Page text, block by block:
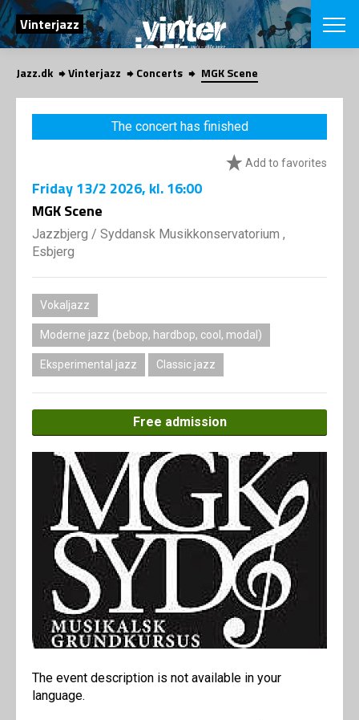
SEARCH
Vinterjazz
CHOOSE
COPENHAGEN
Concerts
Jazz.dk Vinterjazz Concerts MGK Scene
The concert has finished
Add to favorites
Friday13/2 2026, kl. 16:00
MGK Scene
Jazzbjerg / Syddansk Musikkonservatorium ,
Esbjerg
Vokaljazz
Moderne jazz (bebop, hardbop, cool, modal)
Eksperimental jazz Classic jazz
Free admission
The event description is not available in your
language.